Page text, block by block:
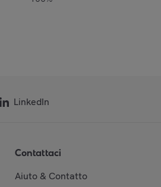
LinkedIn
Contattaci
Aiuto & Contatto